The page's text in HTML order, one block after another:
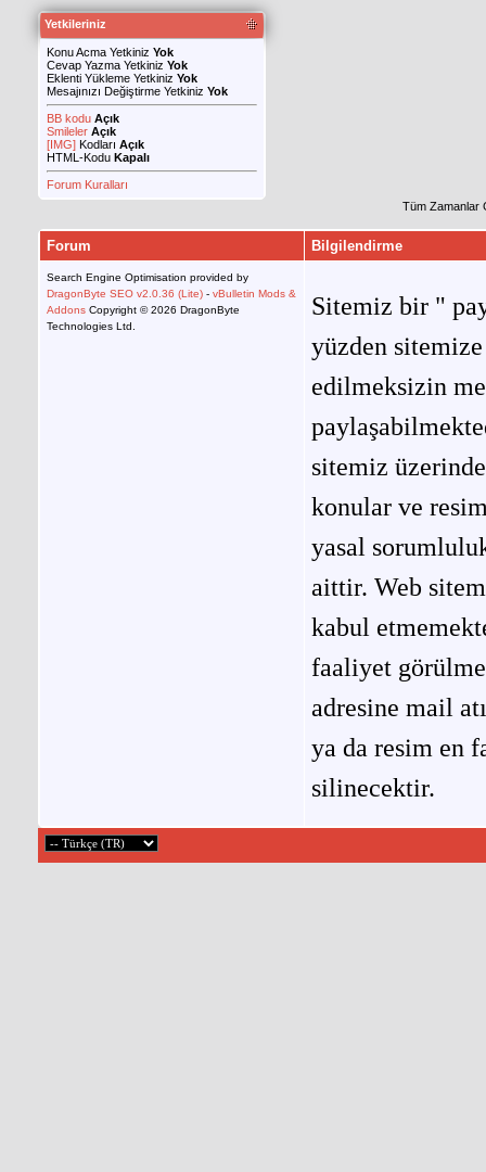
Yetkileriniz
Konu Acma Yetkiniz Yok
Cevap Yazma Yetkiniz Yok
Eklenti Yükleme Yetkiniz Yok
Mesajınızı Değiştirme Yetkiniz Yok
BB kodu Açık
Smileler Açık
[IMG] Kodları Açık
HTML-Kodu Kapalı
Forum Kuralları
Tüm Zamanlar
Forum Bilgilendirme
Search Engine Optimisation provided by
DragonByte SEO v2.0.36 (Lite) - vBulletin Mods &
Addons Copyright © 2026 DragonByte
Technologies Ltd.
Sitemiz bir "
yüzden
edilmeksizin
sitemiz
konular ve
yasal
aittir. Web
kabul
faaliyet
adresine mail
ya da resim en
silinecektir.